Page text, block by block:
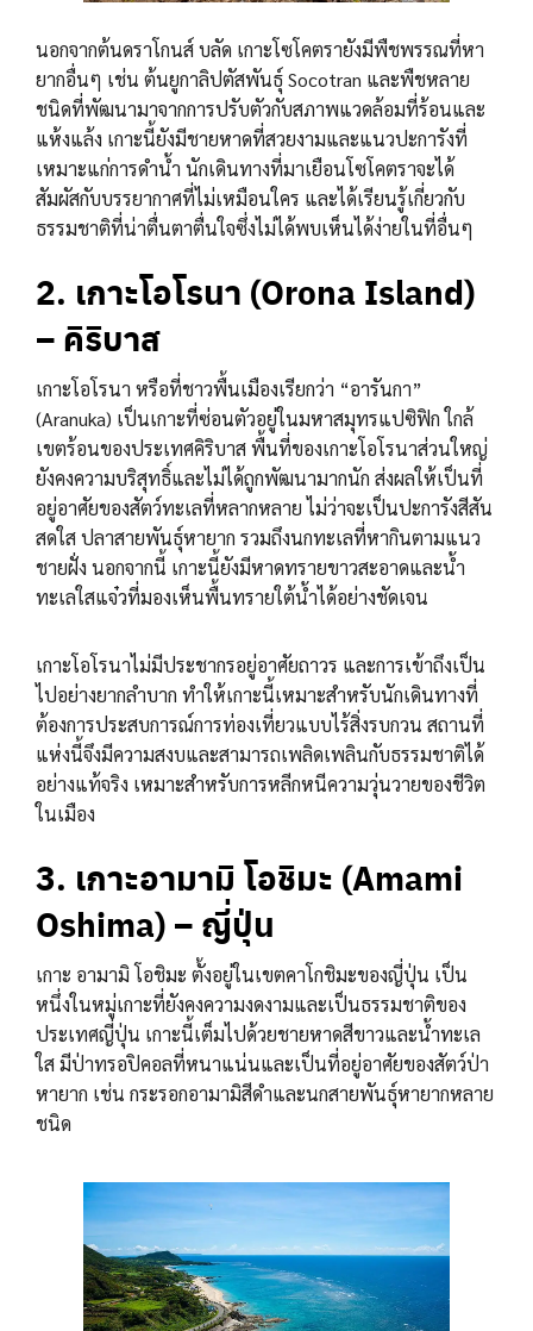
นอกจากต้นดราโกนส์ บลัด เกาะโซโคตรายังมีพืชพรรณที่หา
ยากอื่นๆ เช่น ต้นยูกาลิปตัสพันธุ์ Socotran และพืชหลาย
ชนิดที่พัฒนามาจากการปรับตัวกับสภาพแวดล้อมที่ร้อนและ
แห้งแล้ง เกาะนี้ยังมีชายหาดที่สวยงามและแนวปะการังที่
เหมาะแก่การดำน้ำ นักเดินทางที่มาเยือนโซโคตราจะได้
สัมผัสกับบรรยากาศที่ไม่เหมือนใคร และได้เรียนรู้เกี่ยวกับ
ธรรมชาติที่น่าตื่นตาตื่นใจซึ่งไม่ได้พบเห็นได้ง่ายในที่อื่นๆ
2. เกาะโอโรนา (Orona Island)
– คิริบาส
เกาะโอโรนา หรือที่ชาวพื้นเมืองเรียกว่า “อารันกา”
(Aranuka) เป็นเกาะที่ซ่อนตัวอยู่ในมหาสมุทรแปซิฟิก ใกล้
เขตร้อนของประเทศคิริบาส พื้นที่ของเกาะโอโรนาส่วนใหญ่
ยังคงความบริสุทธิ์และไม่ได้ถูกพัฒนามากนัก ส่งผลให้เป็นที่
อยู่อาศัยของสัตว์ทะเลที่หลากหลาย ไม่ว่าจะเป็นปะการังสีสัน
สดใส ปลาสายพันธุ์หายาก รวมถึงนกทะเลที่หากินตามแนว
ชายฝั่ง นอกจากนี้ เกาะนี้ยังมีหาดทรายขาวสะอาดและน้ำ
ทะเลใสแจ๋วที่มองเห็นพื้นทรายใต้น้ำได้อย่างชัดเจน
เกาะโอโรนาไม่มีประชากรอยู่อาศัยถาวร และการเข้าถึงเป็น
ไปอย่างยากลำบาก ทำให้เกาะนี้เหมาะสำหรับนักเดินทางที่
ต้องการประสบการณ์การท่องเที่ยวแบบไร้สิ่งรบกวน สถานที่
แห่งนี้จึงมีความสงบและสามารถเพลิดเพลินกับธรรมชาติได้
อย่างแท้จริง เหมาะสำหรับการหลีกหนีความวุ่นวายของชีวิต
ในเมือง
3. เกาะอามามิ โอชิมะ (Amami
Oshima) – ญี่ปุ่น
เกาะ อามามิ โอชิมะ ตั้งอยู่ในเขตคาโกชิมะของญี่ปุ่น เป็น
หนึ่งในหมู่เกาะที่ยังคงความงดงามและเป็นธรรมชาติของ
ประเทศญี่ปุ่น เกาะนี้เต็มไปด้วยชายหาดสีขาวและน้ำทะเล
ใส มีป่าทรอปิคอลที่หนาแน่นและเป็นที่อยู่อาศัยของสัตว์ป่า
หายาก เช่น กระรอกอามามิสีดำและนกสายพันธุ์หายากหลาย
ชนิด